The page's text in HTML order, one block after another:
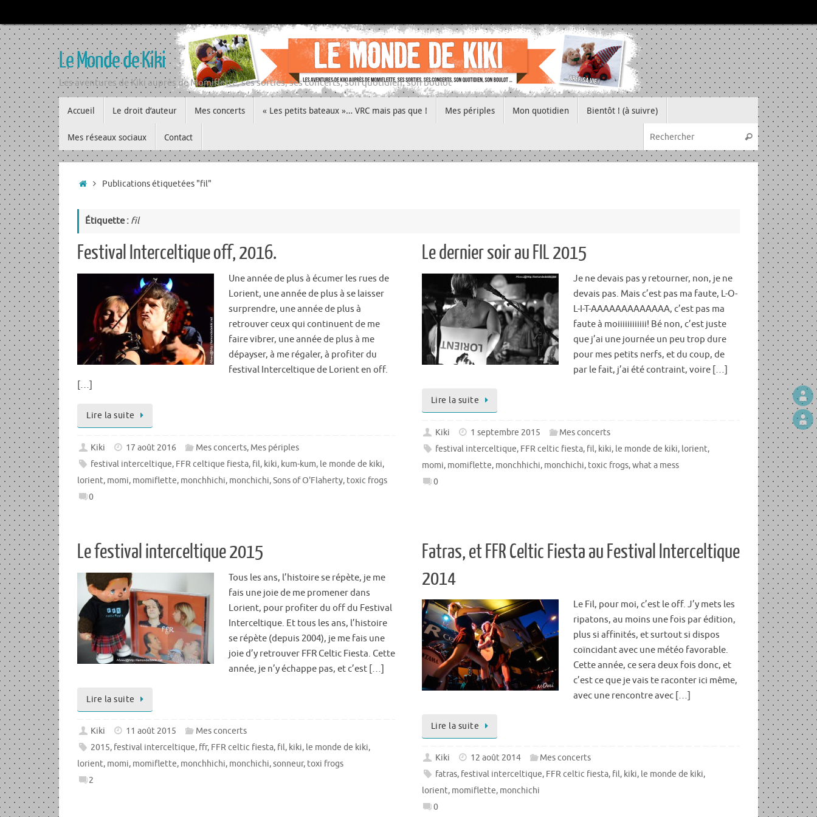
au
contenu
Le Monde de Kiki
Les aventures de Kiki auprès de Momiflette, ses sorties, ses concerts, son quotidien, son boulot
au
contenu
Accueil Le droit d’auteur Mes concerts « Les petits bateaux »… VRC mais pas que ! Mes périples Mon quotidien Bientôt ! (à suivre)
Mes réseaux sociaux Contact
Recherche
Rechercher
Accueil
Publications étiquetées "fil"
Étiquette : fil
Festival Interceltique off, 2016.
Une année de plus à écumer les rues de
Lorient, une année de plus à se laisser
surprendre, une année de plus à
retrouver ceux qui continuent de me
faire vibrer, une année de plus à me
dépayser, à me régaler, à profiter du
festival Interceltique de Lorient en off.
[…]
Lire la suite
Kiki 17 août 2016 Mes concerts, Mes périples
festival interceltique, FFR celtique fiesta, fil, kiki, kum-kum, le monde de kiki,
lorient, momi, momiflette, monchhichi, monchichi,Sons of O'Flaherty, toxic frogs
0
Le dernier soir au FIL 2015
Je ne devais pas y retourner, non, je ne
devais pas. Mais c’est pas ma faute, L-O-
L-I-T-AAAAAAAAAAAAA, c’est pas ma
faute à moiiiiiiiiiiii! Bé non, c’est juste
que j’ai une journée un peu trop dure
pour mes petits nerfs, et du coup, de
par le fait, j’ai été contraint, voire […]
Lire la suite
Kiki 1 septembre 2015
Mes concerts
festival interceltique, FFR celtic fiesta, fil, kiki, le monde de kiki, lorient,
momi, momiflette, monchhichi, monchichi, toxic frogs,what a mess
0
Le festival interceltique 2015
Tous les ans, l’histoire se répète, je me
fais une joie de me promener dans
Lorient, pour profiter du off du Festival
Interceltique. Et tous les ans, l’histoire
se répète (depuis 2004), je me fais une
joie d’y retrouver FFR Celtic Fiesta. Cette
année, je n’y échappe pas, et c’est […]
Lire la suite
Kiki 11 août 2015
Mes concerts
2015, festival interceltique, ffr, FFR celtic fiesta, fil, kiki, le monde de kiki,
lorient, momi, momiflette, monchhichi, monchichi,sonneur, toxi frogs
2
Fatras, et FFR Celtic Fiesta au Festival Interceltique
2014
Le Fil, pour moi, c’est le off. J’y mets les
ripatons, au moins une fois par édition,
plus si affinités, et surtout si dispos
coïncidant avec une météo favorable.
Cette année, ce sera deux fois donc, et
c’est ce que je vais te raconter ici même,
avec une rencontre avec […]
Lire la suite
Kiki 12 août 2014
Mes concerts
fatras, festival interceltique, FFR celtic fiesta, fil, kiki, le monde de kiki,
lorient, momiflette, monchichi
0